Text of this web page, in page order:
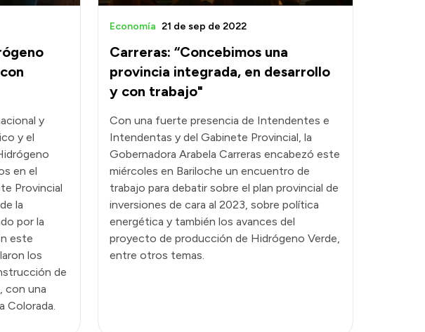
y
y el
en el
Provincial
la
por la
este
los
de
con una
Colorada.
Carreras: “Concebimos una
provincia integrada, en desarrollo
y con trabajo"
Economía 21 de sep de 2022
Con una fuerte presencia de Intendentes e
Intendentas y del Gabinete Provincial, la
Gobernadora Arabela Carreras encabezó este
miércoles en Bariloche un encuentro de
trabajo para debatir sobre el plan provincial de
inversiones de cara al 2023, sobre política
energética y también los avances del
proyecto de producción de Hidrógeno Verde,
entre otros temas.